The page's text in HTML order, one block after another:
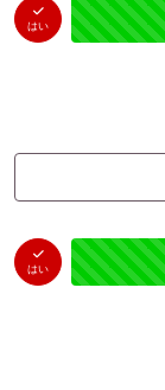
はい
はい
（0件）
未投票
はい
はい
（0件）
未投票